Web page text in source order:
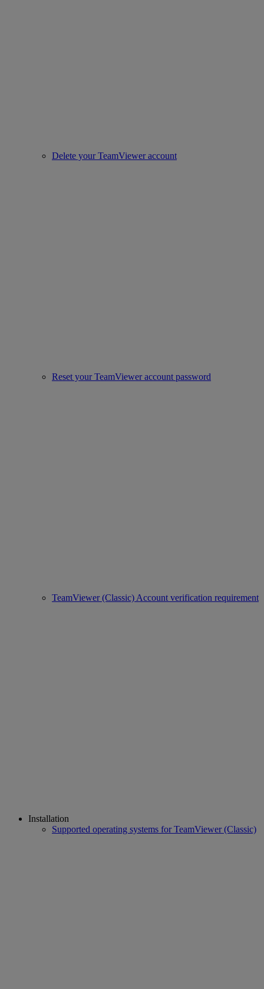
Delete your TeamViewer account
Reset your TeamViewer account password
TeamViewer (Classic) Account verification requirement
Installation
Supported operating systems for TeamViewer (Classic)